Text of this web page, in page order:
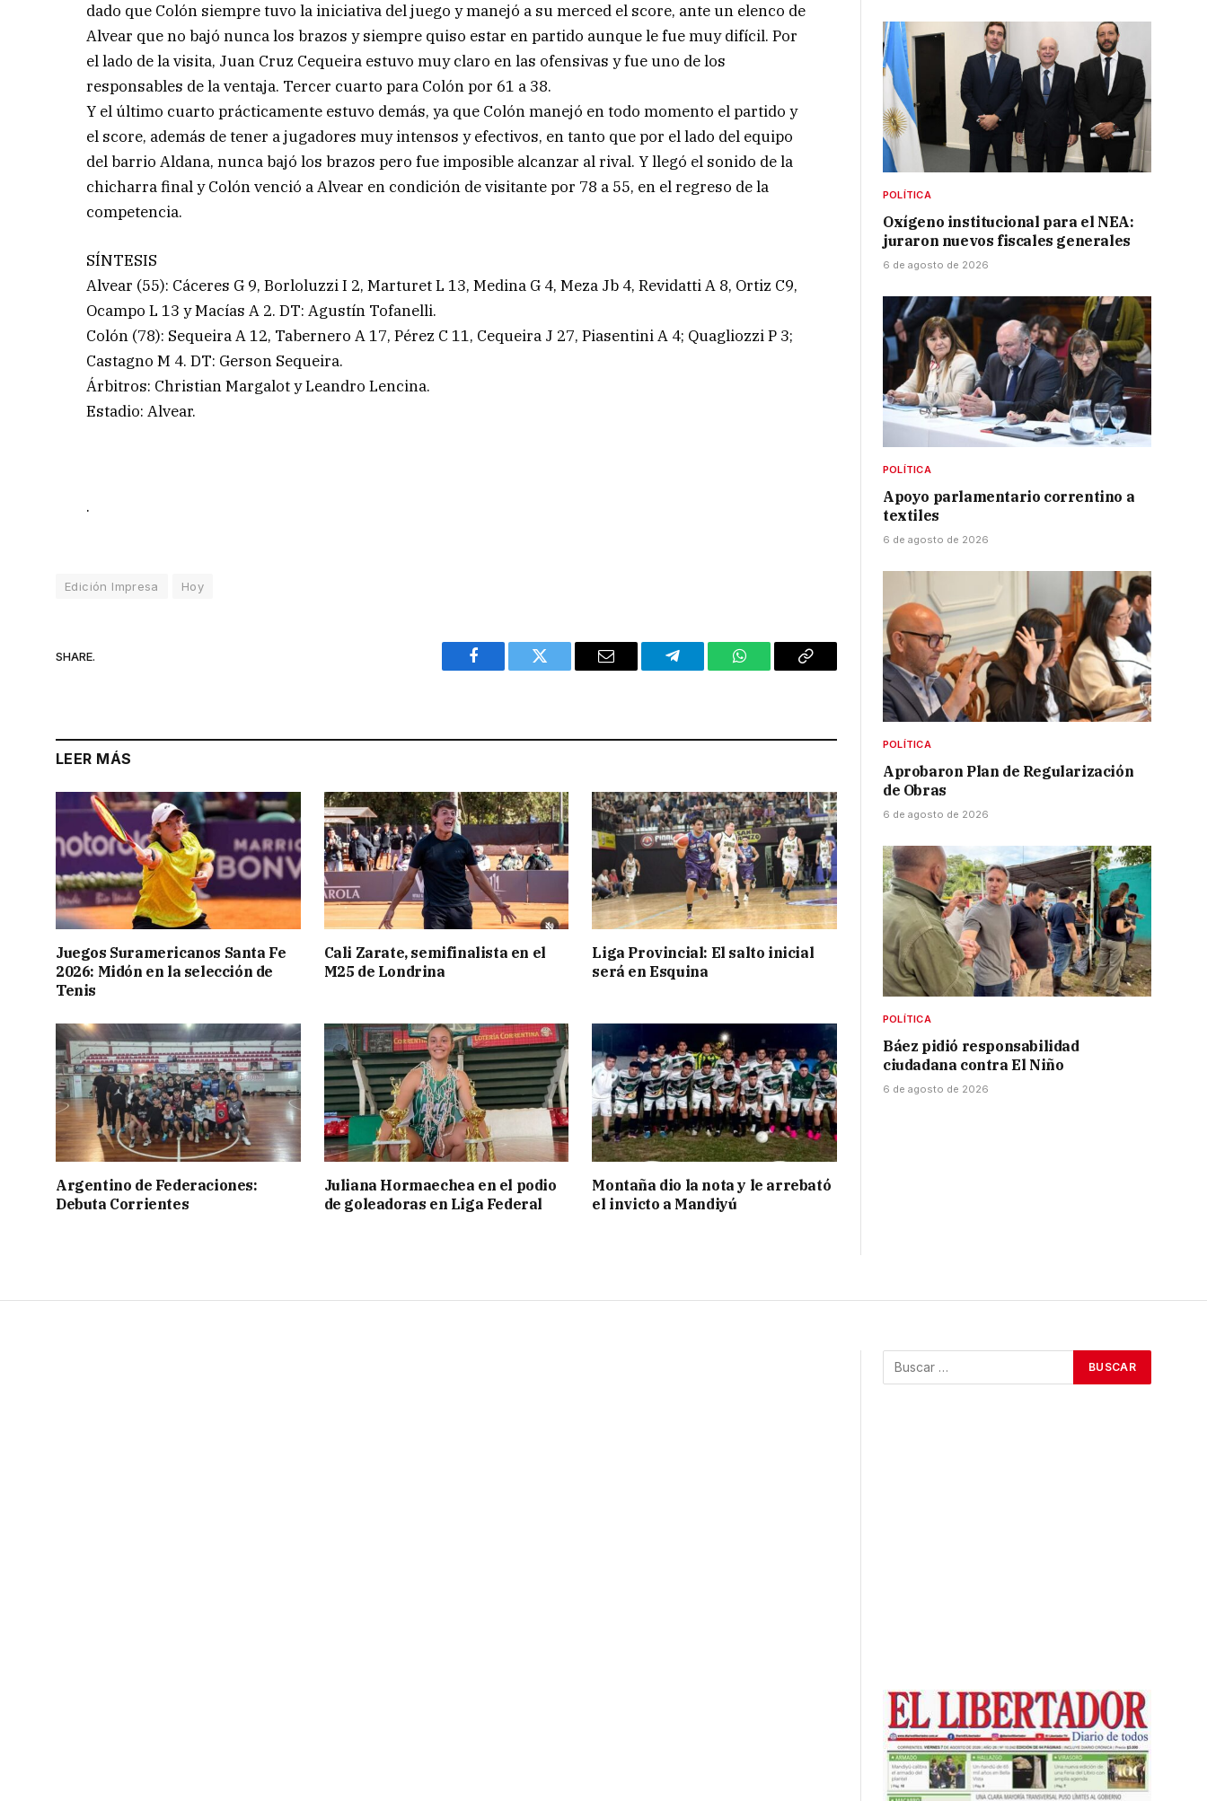
dado que Colón siempre tuvo la iniciativa del juego y manejó a su merced el score, ante un elenco de
Alvear que no bajó nunca los brazos y siempre quiso estar en partido aunque le fue muy difícil. Por
el lado de la visita, Juan Cruz Cequeira estuvo muy claro en las ofensivas y fue uno de los
responsables de la ventaja. Tercer cuarto para Colón por 61 a 38.
Y el último cuarto prácticamente estuvo demás, ya que Colón manejó en todo momento el partido y
el score, además de tener a jugadores muy intensos y efectivos, en tanto que por el lado del equipo
del barrio Aldana, nunca bajó los brazos pero fue imposible alcanzar al rival. Y llegó el sonido de la
chicharra final y Colón venció a Alvear en condición de visitante por 78 a 55, en el regreso de la
competencia.
SÍNTESIS
Alvear (55): Cáceres G 9, Borloluzzi I 2, Marturet L 13, Medina G 4, Meza Jb 4, Revidatti A 8, Ortiz C9,
Ocampo L 13 y Macías A 2. DT: Agustín Tofanelli.
Colón (78): Sequeira A 12, Tabernero A 17, Pérez C 11, Cequeira J 27, Piasentini A 4; Quagliozzi P 3;
Castagno M 4. DT: Gerson Sequeira.
Árbitros: Christian Margalot y Leandro Lencina.
Estadio: Alvear.
.
Edición Impresa Hoy
SHARE.
Facebook Twitter Email Telegram WhatsAppCopy
LEER MÁS
Juegos Suramericanos Santa Fe
2026: Midón en la selección de
Tenis
Cali Zarate, semifinalista en el
M25 de Londrina
Liga Provincial: El salto inicial
será en Esquina
Argentino de Federaciones:
Debuta Corrientes
Juliana Hormaechea en el podio
de goleadoras en Liga Federal
Montaña dio la nota y le arrebató
el invicto a Mandiyú
POLÍTICA
Oxígeno institucional para el NEA:
juraron nuevos fiscales generales
6 de agosto de 2026
POLÍTICA
Apoyo parlamentario correntino a
textiles
6 de agosto de 2026
POLÍTICA
Aprobaron Plan de Regularización
de Obras
6 de agosto de 2026
POLÍTICA
Báez pidió responsabilidad
ciudadana contra El Niño
6 de agosto de 2026